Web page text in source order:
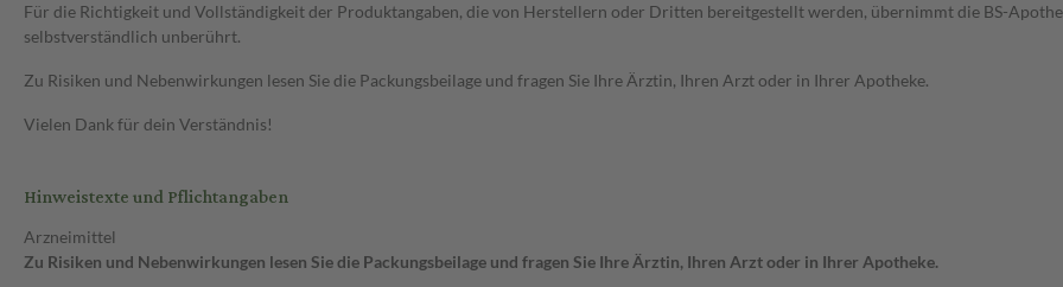
Für die Richtigkeit und Vollständigkeit der Produktangaben, die von Herstellern oder Dritten bereitgestellt werden, übernimmt die BS-
selbstverständlich unberührt.
Zu Risiken und Nebenwirkungen lesen Sie die Packungsbeilage und fragen Sie Ihre Ärztin, Ihren Arzt oder in Ihrer Apotheke.
Vielen Dank für dein Verständnis!
Hinweistexte und Pflichtangaben
Arzneimittel
Zu Risiken und Nebenwirkungen lesen Sie die Packungsbeilage und fragen Sie Ihre Ärztin, Ihren Arzt oder in Ihrer Apotheke.